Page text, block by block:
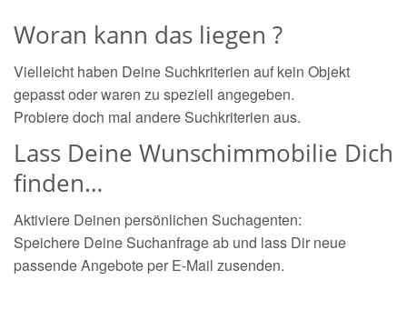
Woran kann das liegen ?
Vielleicht haben Deine Suchkriterien auf kein Objekt
gepasst oder waren zu speziell angegeben.
Probiere doch mal andere Suchkriterien aus.
Lass Deine Wunschimmobilie Dich
finden…
Aktiviere Deinen persönlichen Suchagenten:
Speichere Deine Suchanfrage ab und lass Dir neue
passende Angebote per E-Mail zusenden.